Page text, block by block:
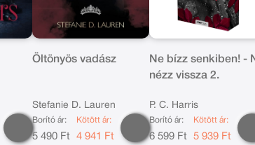
Öltönyös vadász
Stefanie D. Lauren
Borító ár:
5 490 Ft
Kötött ár:
4 941 Ft
Ne bízz senkiben! -
nézz vissza 2.
P. C. Harris
Borító ár:
6 599 Ft
Kötött ár:
5 939 Ft